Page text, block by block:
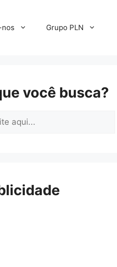
nos Grupo PLN
você busca?